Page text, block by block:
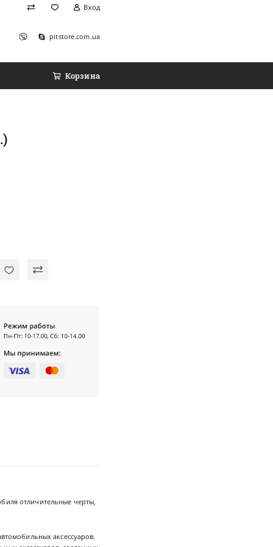
Вход
pitstore.com.ua
Корзина
отличительные черты,
аксессуаров.